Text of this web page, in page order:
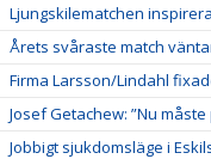
Ljungskilematchen
Årets svåraste match
Firma Larsson/Lindahl
Josef Getachew: ”Nu
Jobbigt sjukdomsläge i